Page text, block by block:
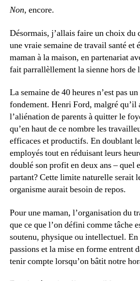
Non, encore.
Désormais, j’allais faire un choix
une vraie semaine de travail santé et
maman à la maison, en partenariat
fait parrallèllement la sienne hors de
La semaine de 40 heures n’est pas
fondement. Henri Ford, malgré qu’il
l’aliénation de parents à quitter le
qu’en haut de ce nombre les
efficaces et productifs. En doublant
employés tout en réduisant leurs
doublé son profit en deux ans – quel
partant? Cette limite naturelle serait
organisme aurait besoin de repos.
Pour une maman, l’organisation du
que ce que l’on défini comme tâche
soutenu, physique ou intellectuel.
passions et la mise en forme entrent
tenir compte lorsqu’on bâtit notre